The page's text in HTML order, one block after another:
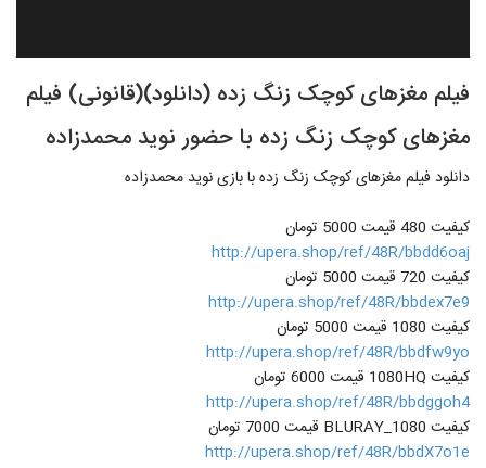
فیلم مغزهای کوچک زنگ زده (دانلود)(قانونی) فیلم
مغزهای کوچک زنگ زده با حضور نوید محمدزاده
دانلود فیلم مغزهای کوچک زنگ زده با بازی نوید محمدزاده
کیفیت 480 قیمت 5000 تومان
http://upera.shop/ref/48R/bbdd6oaj
کیفیت 720 قیمت 5000 تومان
http://upera.shop/ref/48R/bbdex7e9
کیفیت 1080 قیمت 5000 تومان
http://upera.shop/ref/48R/bbdfw9yo
کیفیت 1080HQ قیمت 6000 تومان
http://upera.shop/ref/48R/bbdggoh4
کیفیت BLURAY_1080 قیمت 7000 تومان
http://upera.shop/ref/48R/bbdX7o1e